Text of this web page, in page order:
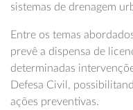
sistemas de drenagem
Entre os temas
prevê a dispensa de
determinadas
Defesa Civil,
ações preventivas.